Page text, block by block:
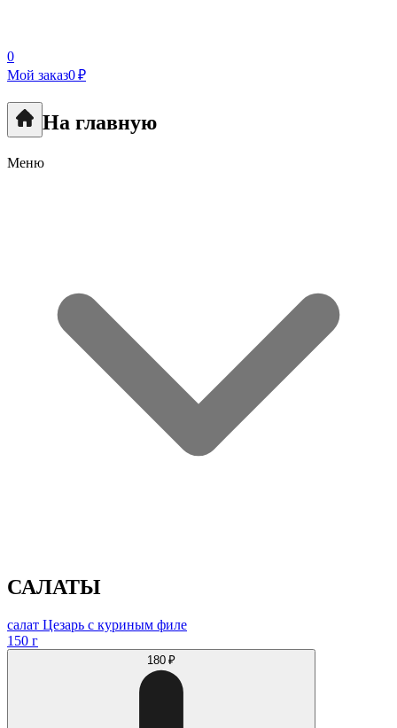
0
Мой заказ0 ₽
На главную
Меню
САЛАТЫ
салат Цезарь с куриным филе
150 г
180 ₽